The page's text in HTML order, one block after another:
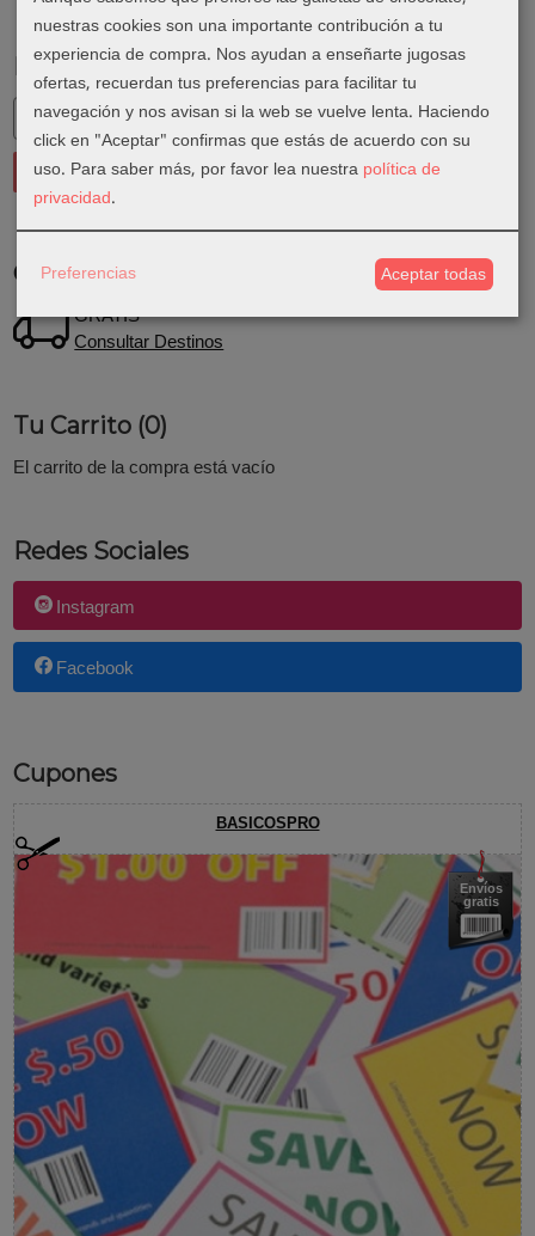
Marcas
Costes de Envío
GRATIS *
Consultar Destinos
Tu Carrito (0)
El carrito de la compra está vacío
Redes Sociales
Instagram
Facebook
Cupones
BASICOSPRO
Envíos
gratis
nuestras cookies son una importante contribución a tu
experiencia de compra. Nos ayudan a enseñarte jugosas
ofertas, recuerdan tus preferencias para facilitar tu
navegación y nos avisan si la web se vuelve lenta. Haciendo
click en "Aceptar" confirmas que estás de acuerdo con su
uso. Para saber más, por favor lea nuestra política de
privacidad.
Preferencias Aceptar todas